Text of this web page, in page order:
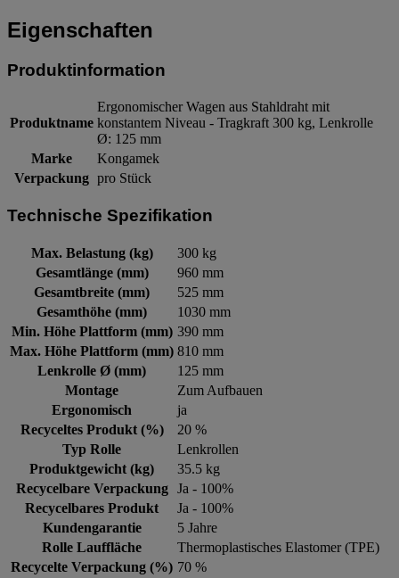
Eigenschaften
Produktinformation
Produktname
Ergonomischer Wagen aus Stahldraht mit
konstantem Niveau - Tragkraft 300 kg, Lenkrolle
Ø: 125 mm
Marke
Kongamek
Verpackung pro Stück
Technische Spezifikation
Max. Belastung (kg)
300 kg
Gesamtlänge (mm)
960 mm
Gesamtbreite (mm)
525 mm
Gesamthöhe (mm)
1030 mm
Min. Höhe Plattform (mm) 390 mm
Max. Höhe Plattform (mm) 810 mm
Lenkrolle Ø (mm)
125 mm
Montage
Zum Aufbauen
Ergonomisch
ja
Recyceltes Produkt (%)
20 %
Typ Rolle
Lenkrollen
Produktgewicht (kg)
35.5 kg
Recycelbare Verpackung
Ja - 100%
Recycelbares Produkt
Ja - 100%
Kundengarantie
5 Jahre
Rolle Lauffläche
Thermoplastisches Elastomer (TPE)
Recycelte Verpackung (%) 70 %